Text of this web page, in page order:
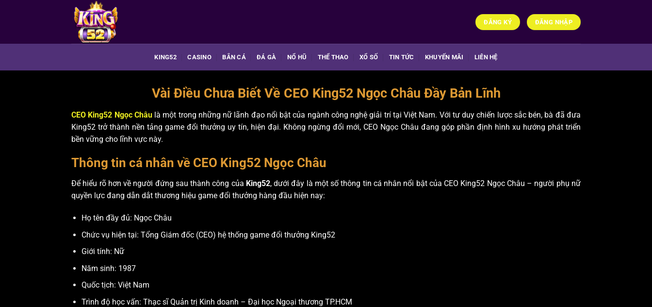
dung
ĐĂNG KÝ ĐĂNG NHẬP
KING52 CASINO BẮN CÁ ĐÁ GÀ NỔ HŨ THỂ THAO XỔ SỐ TIN TỨC KHUYẾN MÃI LIÊN HỆ
Vài Điều Chưa Biết Về CEO King52 Ngọc Châu Đầy Bản Lĩnh
CEO King52 Ngọc Châulà một trong những nữ lãnh đạo nổi bật của ngành công nghệ giải trí tại Việt Nam. Với tư duy chiến lược sắc bén, bà đã đưa
King52 trở thành nền tảng game đổi thưởng uy tín, hiện đại. Không ngừng đổi mới, CEO Ngọc Châu đang góp phần định hình xu hướng phát triển
bền vững cho lĩnh vực này.
Thông tin cá nhân về CEO King52 Ngọc Châu
Để hiểu rõ hơn về người đứng sau thành công của King52, dưới đây là một số thông tin cá nhân nổi bật của CEO King52 Ngọc Châu – người phụ nữ
quyền lực đang dẫn dắt thương hiệu game đổi thưởng hàng đầu hiện nay:
Họ tên đầy đủ: Ngọc Châu
Chức vụ hiện tại: Tổng Giám đốc (CEO) hệ thống game đổi thưởng King52
Giới tính: Nữ
Năm sinh: 1987
Quốc tịch: Việt Nam
Trình độ học vấn: Thạc sĩ Quản trị Kinh doanh – Đại học Ngoại thương TP.HCM